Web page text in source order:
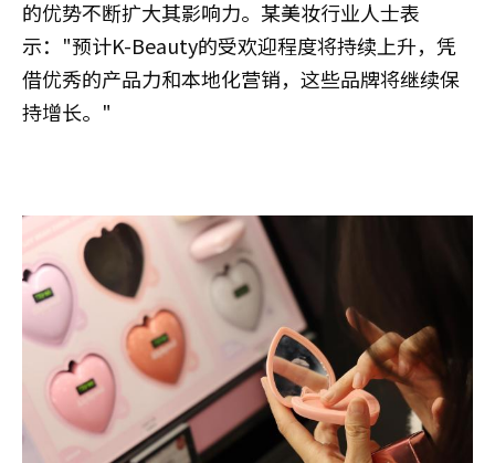
的优势不断扩大其影响力。某美妆行业人士表
示："预计K-Beauty的受欢迎程度将持续上升，凭
借优秀的产品力和本地化营销，这些品牌将继续保
持增长。"